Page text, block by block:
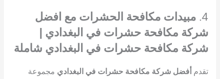
4. مبيدات مكافحة الحشرات مع افضل
شركة مكافحة حشرات في البغدادي |
شركة مكافحة حشرات في البغدادي شاملة
تقدم أفضل شركة مكافحة حشرات في البغدادي مجموعة